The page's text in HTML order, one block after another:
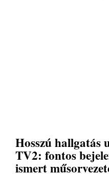
Hosszú hallgatás
TV2: fontos
ismert